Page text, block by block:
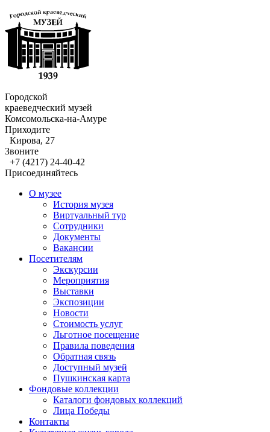
Городской
краеведческий музей
Комсомольска-на-Амуре
Приходите
Кирова, 27
Звоните
+7 (4217) 24-40-42
Присоединяйтесь
О музее
История музея
Виртуальный тур
Сотрудники
Документы
Вакансии
Посетителям
Экскурсии
Мероприятия
Выставки
Экспозиции
Новости
Стоимость услуг
Льготное посещение
Правила поведения
Обратная связь
Доступный музей
Пушкинская карта
Фондовые коллекции
Каталоги фондовых коллекций
Лица Победы
Контакты